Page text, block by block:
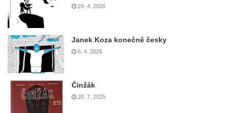
29. 4. 2026
Janek Koza konečně česky
6. 4. 2026
Činžák
20. 7. 2025